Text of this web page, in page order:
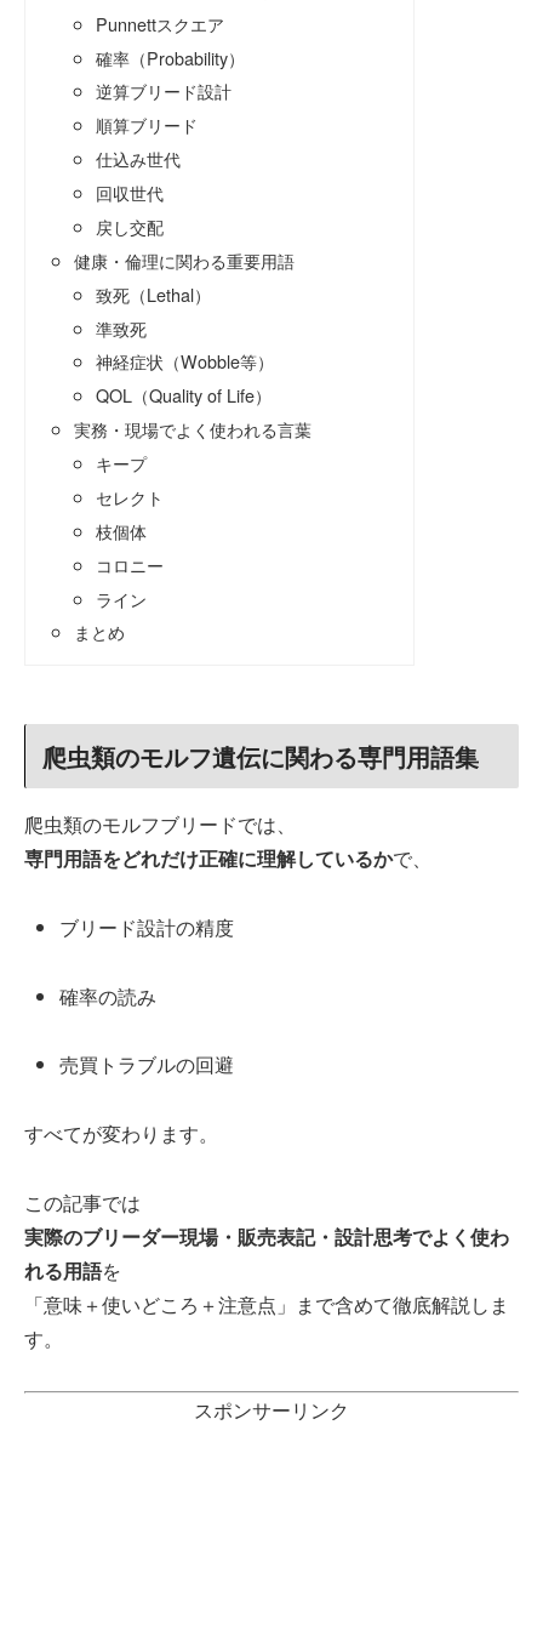
Punnettスクエア
確率（Probability）
逆算ブリード設計
順算ブリード
仕込み世代
回収世代
戻し交配
健康・倫理に関わる重要用語
致死（Lethal）
準致死
神経症状（Wobble等）
QOL（Quality of Life）
実務・現場でよく使われる言葉
キープ
セレクト
枝個体
コロニー
ライン
まとめ
爬虫類のモルフ遺伝に関わる専門用語集
爬虫類のモルフブリードでは、
専門用語をどれだけ正確に理解しているかで、
ブリード設計の精度
確率の読み
売買トラブルの回避
すべてが変わります。
この記事では
実際のブリーダー現場・販売表記・設計思考でよく使わ
れる用語を
「意味＋使いどころ＋注意点」まで含めて徹底解説しま
す。
スポンサーリンク